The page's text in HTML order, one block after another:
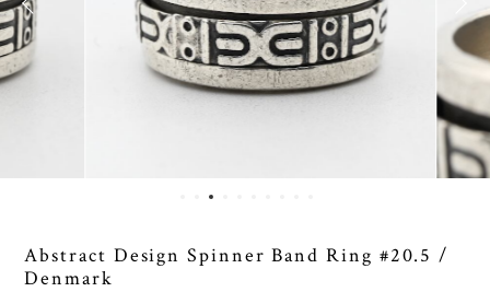
Abstract Design Spinner Band Ring #20.5 /
Denmark